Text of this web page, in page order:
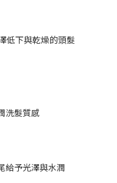
低下與乾燥的頭髮
洗髮質感
給予光澤與水潤